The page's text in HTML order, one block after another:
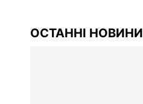
ОСТАННІ НОВИНИ